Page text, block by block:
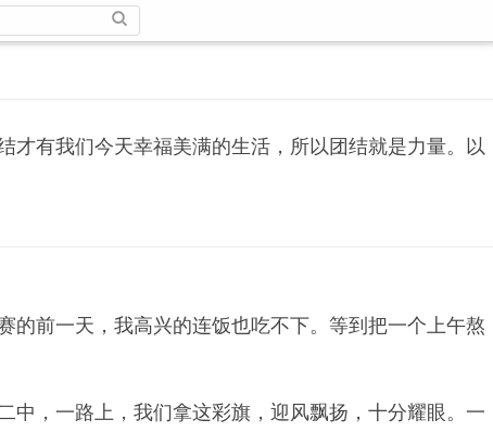
才有我们今天幸福美满的生活，所以团结就是力量。以
的前一天，我高兴的连饭也吃不下。等到把一个上午熬
中，一路上，我们拿这彩旗，迎风飘扬，十分耀眼。一